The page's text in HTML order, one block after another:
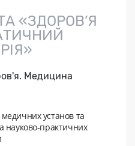
«ЗДОРОВ’Я
Медицина
установ та
науково-практичних